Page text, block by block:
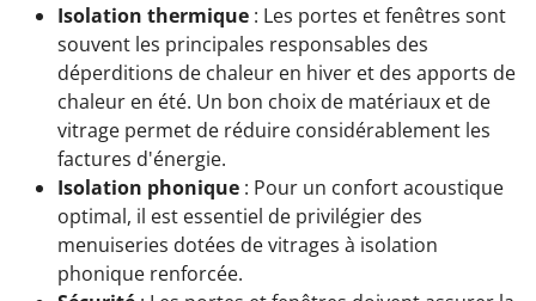
Isolation thermique : Les portes et fenêtres sont
souvent les principales responsables des
déperditions de chaleur en hiver et des apports de
chaleur en été. Un bon choix de matériaux et de
vitrage permet de réduire considérablement les
factures d'énergie.
Isolation phonique : Pour un confort acoustique
optimal, il est essentiel de privilégier des
menuiseries dotées de vitrages à isolation
phonique renforcée.